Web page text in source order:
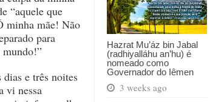
Hazrat Mu’áz bin Jabal
(radhiyalláhu an’hu) é
nomeado como
Governador do Iêmen
3 weeks ago
“aquele que
minha mãe! Não
para
e três noites
vi nessa